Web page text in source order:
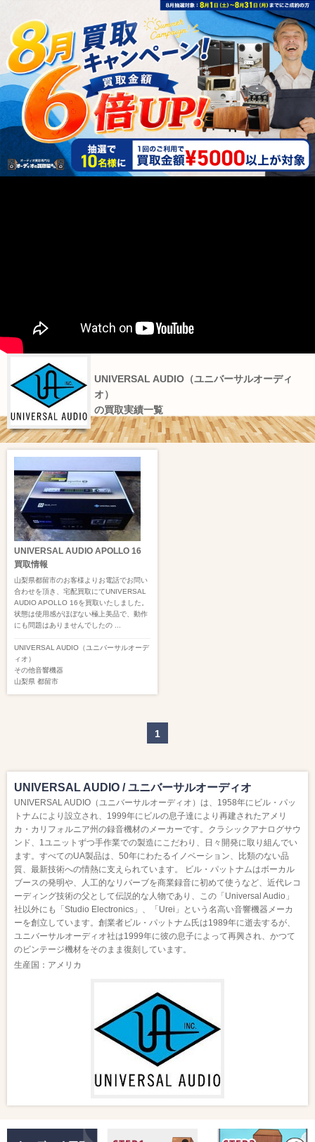
UNIVERSAL AUDIO（ユニバーサルオーディ
オ）
の買取実績一覧
UNIVERSAL AUDIO APOLLO 16
買取情報
山梨県都留市のお客様よりお電話でお問い
合わせを頂き、宅配買取にてUNIVERSAL
AUDIO APOLLO 16を買取いたしました。
状態は使用感がほぼない極上美品で、動作
にも問題はありませんでしたの ...
UNIVERSAL AUDIO（ユニバーサルオーデ
ィオ）
その他音響機器
山梨県 都留市
1
UNIVERSAL AUDIO / ユニバーサルオーディオ
UNIVERSAL AUDIO（ユニバーサルオーディオ）は、1958年にビル・パッ
トナムにより設立され、1999年にビルの息子達により再建されたアメリ
カ・カリフォルニア州の録音機材のメーカーです。クラシックアナログサウ
ンド、1ユニットずつ手作業での製造にこだわり、日々開発に取り組んでい
ます。すべてのUA製品は、50年にわたるイノベーション、比類のない品
質、最新技術への情熱に支えられています。 ビル・パットナムはボーカル
ブースの発明や、人工的なリバーブを商業録音に初めて使うなど、近代レコ
ーディング技術の父として伝説的な人物であり、この「Universal Audio」
社以外にも「Studio Electronics」、「Urei」という名高い音響機器メーカ
ーを創立しています。創業者ビル・パットナム氏は1989年に逝去するが、
ユニバーサルオーディオ社は1999年に彼の息子によって再興され、かつて
のビンテージ機材をそのまま復刻しています。
生産国：アメリカ